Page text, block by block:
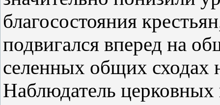
благосостояния
подвигался вперед на
селенных общих сходах
Наблюдатель